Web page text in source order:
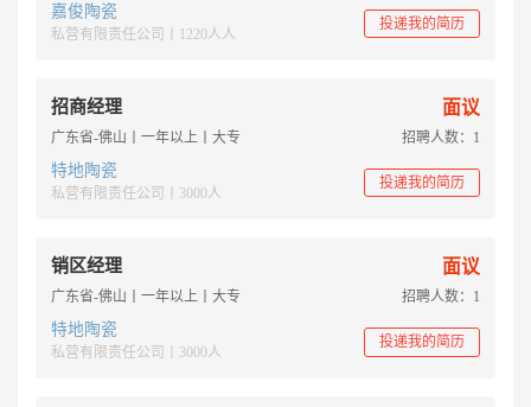
嘉俊陶瓷
私营有限责任公司丨1220人人
投递我的简历
招商经理 面议
广东省-佛山丨一年以上丨大专 招聘人数：1
特地陶瓷
私营有限责任公司丨3000人
投递我的简历
销区经理 面议
广东省-佛山丨一年以上丨大专 招聘人数：1
特地陶瓷
私营有限责任公司丨3000人
投递我的简历